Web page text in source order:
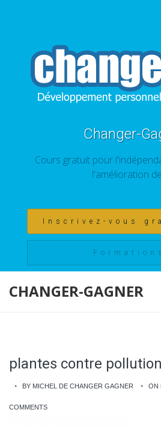
Changer-
Cours gratuit pour
l'amélioration
Inscrivez-vous
CHANGER-GAGNER
plantes contre pollution
BY MICHEL DE CHANGER GAGNER ON
COMMENTS